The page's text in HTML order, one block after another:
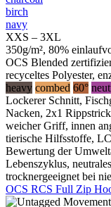
birch
navy
XXS – 3XL
350g/m², 80%
OCS Blended
recyceltes Polyester,
heavy combed 60°
Lockerer Schnitt,
Nacken, 2x1
weicher Griff, innen
tierische Hilfsstoffe,
Bewertung der
Lebenszyklus,
trocknergeeignet bei
OCS RCS Full Zip